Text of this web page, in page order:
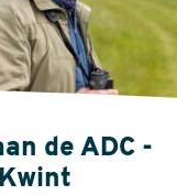
de ADC -